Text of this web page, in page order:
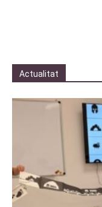
Actualitat